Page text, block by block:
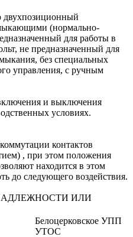
(нормально-
для работы в
не предназначенный для
без специальных
управления, с ручным
и выключения
условиях.
контактов
, при этом положения
находится в этом
до следующего воздействия.
ИЛИ
Белоцерковское УПП
УТОС